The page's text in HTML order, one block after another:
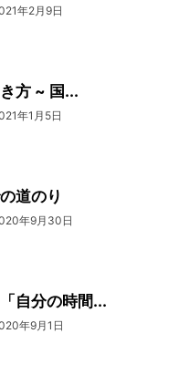
年2月9日
方 ~ 国...
年1月5日
道のり
年9月30日
自分の時間...
年9月1日